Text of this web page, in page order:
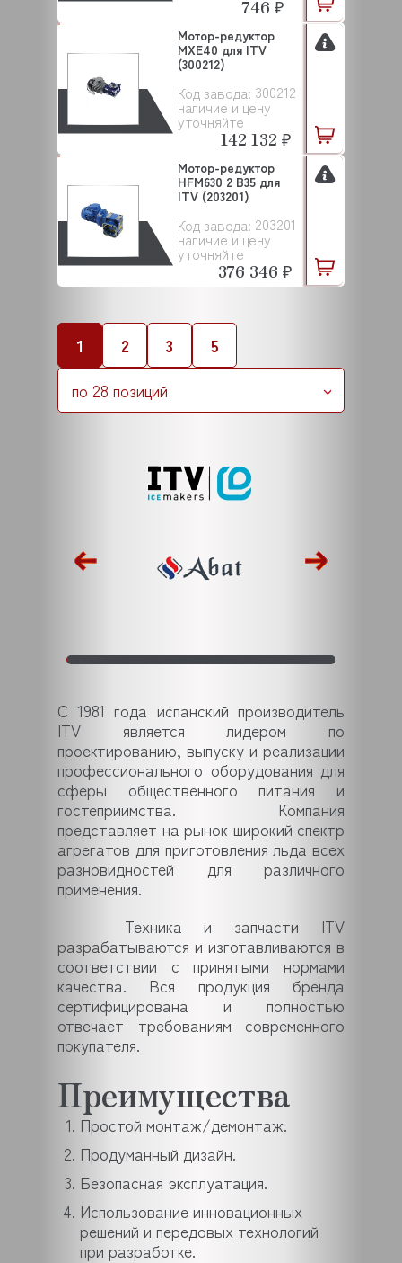
746 ₽
Код завода: 300212
наличие и цену
уточняйте
Мотор-редуктор
MXE40 для ITV
(300212)
142 132 ₽
Код завода: 203201
наличие и цену
уточняйте
Мотор-редуктор
HFM630 2 B35 для
ITV (203201)
376 346 ₽
1 2 3
5
по 28 позиций
С 1981 года испанский производитель
ITV является лидером по
проектированию, выпуску и реализации
профессионального оборудования для
сферы общественного питания и
гостеприимства. Компания
представляет на рынок широкий спектр
агрегатов для приготовления льда всех
разновидностей для различного
применения.
Техника и запчасти ITV
разрабатываются и изготавливаются в
соответствии с принятыми нормами
качества. Вся продукция бренда
сертифицирована и полностью
отвечает требованиям современного
покупателя.
Преимущества
Простой монтаж/демонтаж.
Продуманный дизайн.
Безопасная эксплуатация.
Использование инновационных
решений и передовых технологий
при разработке.